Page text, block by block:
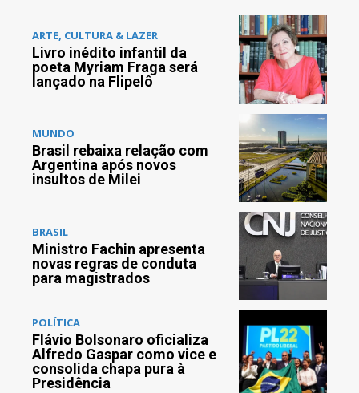
ARTE, CULTURA & LAZER
Livro inédito infantil da
poeta Myriam Fraga será
lançado na Flipelô
MUNDO
Brasil rebaixa relação com
Argentina após novos
insultos de Milei
BRASIL
Ministro Fachin apresenta
novas regras de conduta
para magistrados
POLÍTICA
Flávio Bolsonaro oficializa
Alfredo Gaspar como vice e
consolida chapa pura à
Presidência